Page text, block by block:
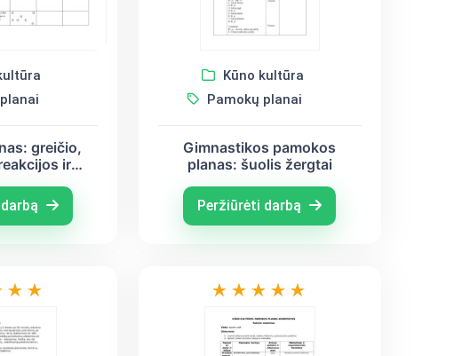
greičio,
ir
Kūno kultūra
Pamokų planai
Gimnastikos pamokos
planas: šuolis žergtai
Peržiūrėti darbą